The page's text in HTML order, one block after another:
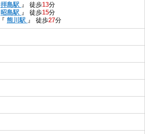
拝島駅 』 徒歩13分
昭島駅 』 徒歩15分
『 熊川駅 』 徒歩27分